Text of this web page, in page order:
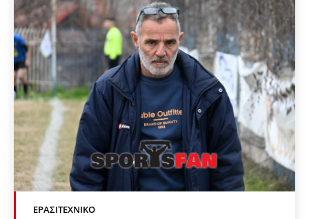
ΕΡΑΣΙΤΕΧΝΙΚΟ